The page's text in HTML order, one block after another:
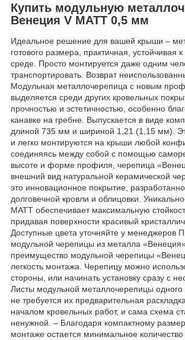
Купить модульную
Венеция V МАТТ 0,5 мм
Идеальное решение для вашей крыши –
готового размера, практичная, устойчивая
среде. Просто монтируется даже одним
транспортировать. Возврат
Модульная металлочерепица с новым
выделяется среди других кровельных
прочностью и эстетичностью, особенно
канавке на гребне. Выпускается в виде
длиной 735 мм и шириной 1,21 (1,15 мм).
и легко монтируются на крыши любой
соединяясь между собой с помощью
высоте и форме профиля, черепица
внешний вид натуральной керамической
это инновационное покрытие,
долговечной кровли и облицовки.
MATT обеспечивает максимальную
придавая поверхности красивый
Доступные цвета уточняйте у менеджеров
модульной черепицы из металла
преимущество модульной черепицы
легкость монтажа. Черепицу можно
стороны, или начинать установку сразу с
Листы модульной металлочерепицы
не требуется их предварительная
началом кровельных работ, и сама схема
ненужной. – Благодаря компактному
монтаже остается минимальное количество